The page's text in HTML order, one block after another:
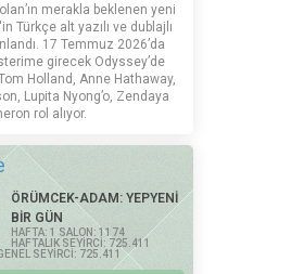
merakla beklenen yeni
Türkçe alt yazılı ve dublajlı
17 Temmuz 2026’da
girecek Odyssey’de
Holland, Anne Hathaway,
Lupita Nyong’o, Zendaya
rol alıyor.
ÖRÜMCEK-ADAM: YEPYENİ
BİR GÜN
HAFTA: 1 SALON: 1174
HAFTALIK SEYİRCİ: 725.411
SEYİRCİ: 725.411